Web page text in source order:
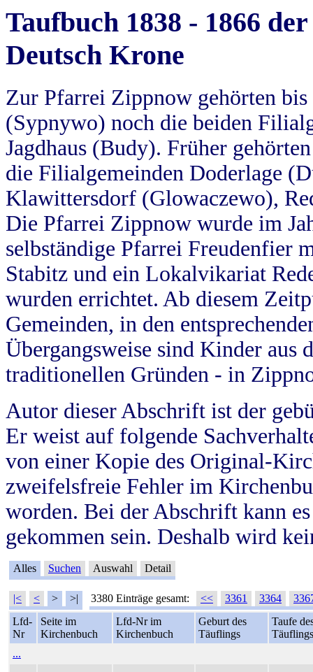
Taufbuch 1838 - 1866
Deutsch Krone
Zur Pfarrei Zippnow gehörten
(Sypnywo) noch die beiden
Jagdhaus (Budy). Früher
die Filialgemeinden Doderlage
Klawittersdorf (Glowaczewo),
Die Pfarrei Zippnow wurde im
selbständige Pfarrei Freudenfier
Stabitz und ein Lokalvikariat
wurden errichtet. Ab diesem
Gemeinden, in den
Übergangsweise sind Kinder aus
traditionellen Gründen - in
Autor dieser Abschrift ist der
Er weist auf folgende
von einer Kopie des Original-
zweifelsfreie Fehler im
worden. Bei der Abschrift kann
gekommen sein. Deshalb wird
Alles Suchen Auswahl Detail
|< < > >| 3380 Einträge gesamt: << 3361 3364
Lfd-
Nr
Seite im
Kirchenbuch
Lfd-Nr im
Kirchenbuch
Geburt des
Täuflings
Taufe
Täuflings
...